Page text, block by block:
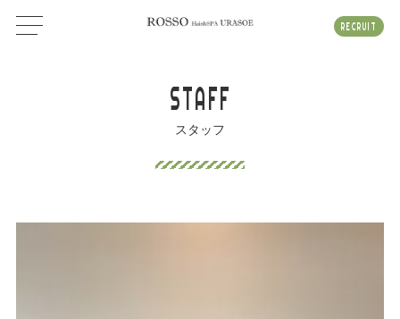
RECRUIT
STAFF
スタッフ